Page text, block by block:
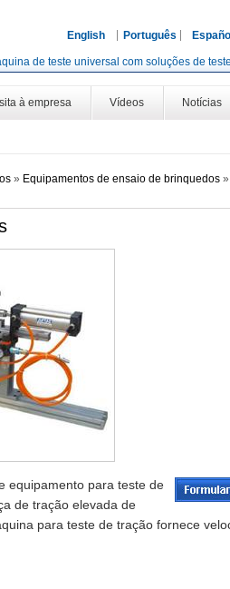
English Português Español
de teste universal com soluções de
à empresa Vídeos Notícias
» Equipamentos de ensaio de brinquedos »
equipamento para teste de
de tração elevada de
para teste de tração fornece